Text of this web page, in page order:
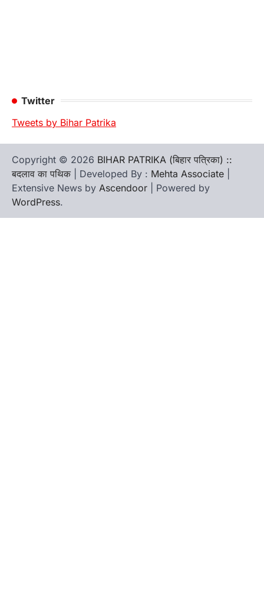
Twitter
Tweets by Bihar Patrika
Copyright © 2026 BIHAR PATRIKA (बिहार पत्रिका) ::
बदलाव का पथिक | Developed By : Mehta Associate
Extensive News by Ascendoor | Powered by
WordPress.